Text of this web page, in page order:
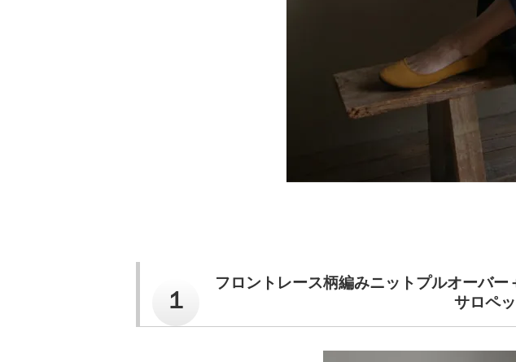
１
フロントレース柄編みニットプルオーバ
サロペ